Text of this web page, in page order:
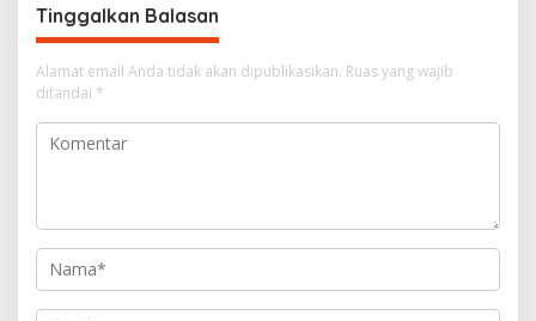
s
i
p
o
s
Tinggalkan Balasan
Alamat email Anda tidak akan dipublikasikan. Ruas yang wajib
ditandai *